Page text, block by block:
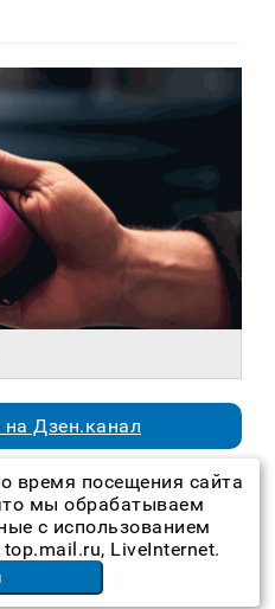
на Дзен.канал
мобильной связи,
бесплатных
среди
четверки», следует
время посещения сайта
мы обрабатываем
с использованием
LiveInternet.